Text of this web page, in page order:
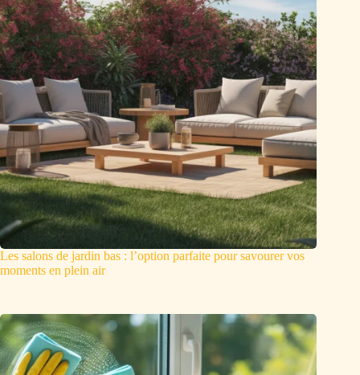
Les salons de jardin bas : l’option parfaite pour savourer vos
moments en plein air